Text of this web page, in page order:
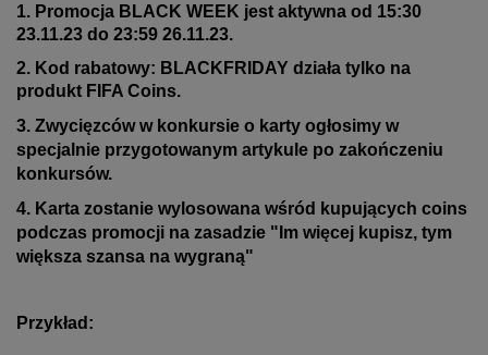
1. Promocja BLACK WEEK jest aktywna od 15:30
23.11.23 do 23:59 26.11.23.
2. Kod rabatowy: BLACKFRIDAY działa tylko na
produkt FIFA Coins.
3. Zwycięzców w konkursie o karty ogłosimy w
specjalnie przygotowanym artykule po zakończeniu
konkursów.
4. Karta zostanie wylosowana wśród kupujących coins
podczas promocji na zasadzie "Im więcej kupisz, tym
większa szansa na wygraną"
Przykład: